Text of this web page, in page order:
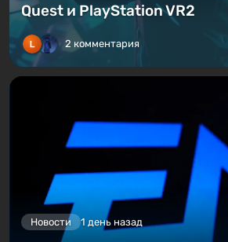
Quest и PlayStation VR2
2 комментария
Новости 1 день назад